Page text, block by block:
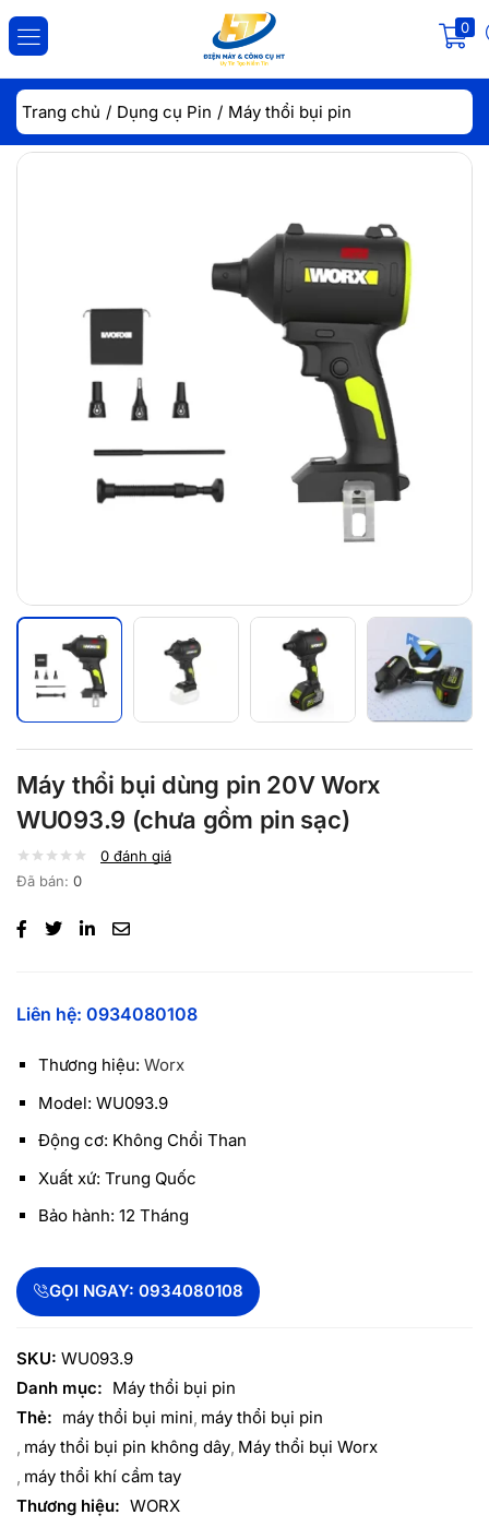
0
ĐĂNG NHẬP ĐĂNG KÝ
Nhập tài khoản và mật khẩu để đăng nhập.
Lưu đăng nhập
Đăng Nhập
Trang chủ Dụng cụ Pin Máy thổi bụi pin
Máy thổi bụi dùng pin 20V Worx
WU093.9 (chưa gồm pin sạc)
0 đánh giá
Đã bán: 0
Liên hệ: 0934080108
Thương hiệu: Worx
Model: WU093.9
Động cơ: Không Chổi Than
Xuất xứ: Trung Quốc
Bảo hành: 12 Tháng
GỌI NGAY: 0934080108
SKU: WU093.9
Danh mục: Máy thổi bụi pin
Thẻ: máy thổi bụi mini máy thổi bụi pin
máy thổi bụi pin không dây Máy thổi bụi Worx
máy thổi khí cầm tay
Thương hiệu: WORX